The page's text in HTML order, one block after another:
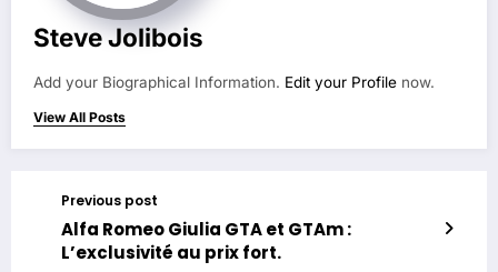
Steve Jolibois
Add your Biographical Information. Edit your Profile now.
View All Posts
Previous post
Alfa Romeo Giulia GTA et GTAm :
L’exclusivité au prix fort.